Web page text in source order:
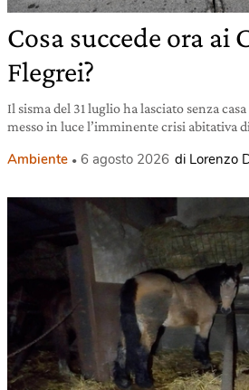
Cosa succede ora ai
Flegrei?
Il sisma del 31 luglio ha lasciato senza
messo in luce l’imminente crisi abitativa
Ambiente 6 agosto 2026 di Lorenzo